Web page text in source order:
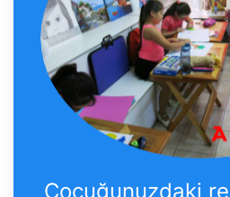
Çocuğunuzdaki